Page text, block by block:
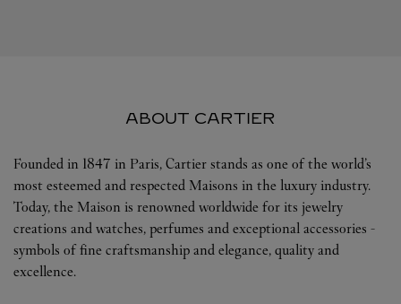
ABOUT CARTIER
Founded in 1847 in Paris, Cartier stands as one of the world’s
most esteemed and respected Maisons in the luxury industry.
Today, the Maison is renowned worldwide for its jewelry
creations and watches, perfumes and exceptional accessories -
symbols of fine craftsmanship and elegance, quality and
excellence.